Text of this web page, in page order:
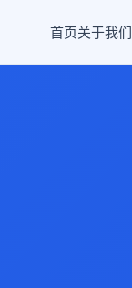
首页关于我们